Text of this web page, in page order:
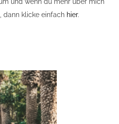
und wenn du mehr über mich
dann klicke einfach hier.